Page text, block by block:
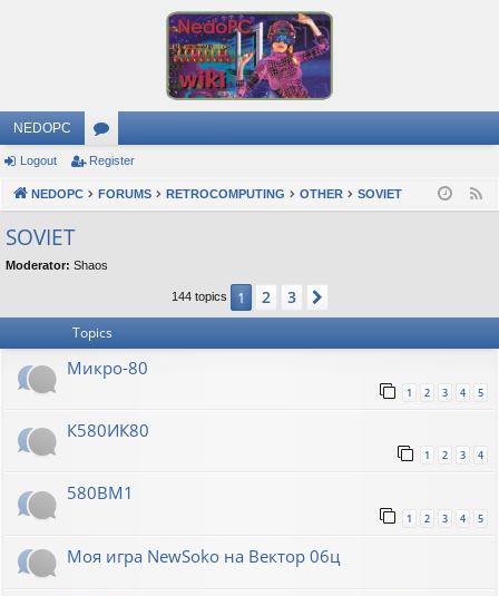
NEDOPC
or
u
s
Logout Register
NEDOPC FORUMS RETROCOMPUTING OTHER SOVIET
SOVIET
Moderator: Shaos
144 topics 1 2 3
Topics
Микро-80
1 2 3 4 5
К580ИК80
1 2 3 4
580ВМ1
1 2 3 4 5
Моя игра NewSoko на Вектор 06ц